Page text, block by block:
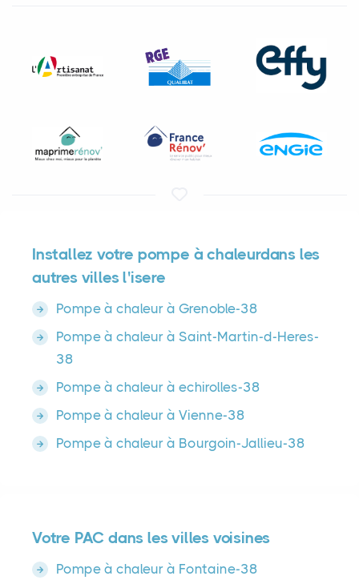
Installez votre pompe à chaleurdans les
autres villes l'isere
Pompe à chaleur à Grenoble-38
Pompe à chaleur à Saint-Martin-d-Heres-
38
Pompe à chaleur à echirolles-38
Pompe à chaleur à Vienne-38
Pompe à chaleur à Bourgoin-Jallieu-38
Votre PAC dans les villes voisines
Pompe à chaleur à Fontaine-38